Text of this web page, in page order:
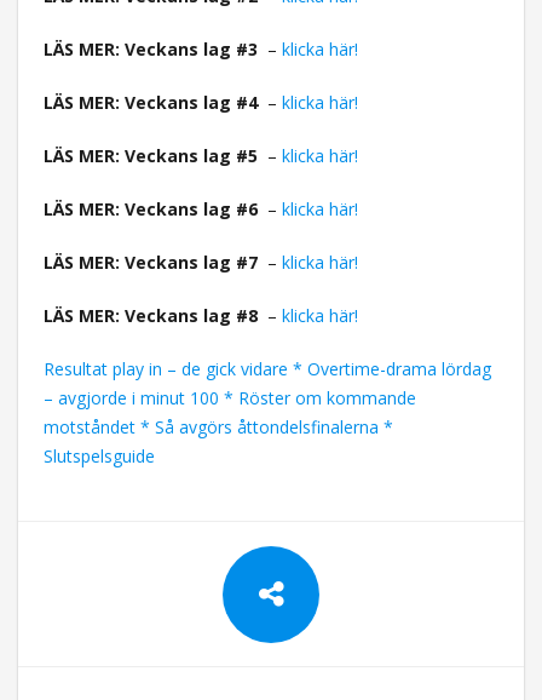
LÄS MER: Veckans lag #3 – klicka här!
LÄS MER: Veckans lag #4– klicka här!
LÄS MER: Veckans lag #5 – klicka här!
LÄS MER: Veckans lag #6– klicka här!
LÄS MER: Veckans lag #7– klicka här!
LÄS MER: Veckans lag #8– klicka här!
Resultat play in – de gick vidare * Overtime-drama lördag
– avgjorde i minut 100 * Röster om kommande
motståndet * Så avgörs åttondelsfinalerna *
Slutspelsguide